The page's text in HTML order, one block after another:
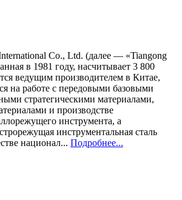
Co., Ltd. (далее — «Tiangong
в 1981 году, насчитывает 3 800
ведущим производителем в Китае,
на работе с передовыми базовыми
стратегическими материалами,
и производстве
инструмента, а
инструментальная сталь
национал... Подробнее...